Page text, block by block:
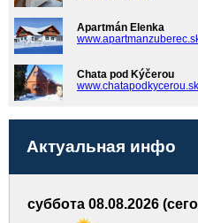
Apartmán Elenka
Chata pod Kýčerou
www.chatapodkycerou.sk
Актуальная инфо
суббота 08.08.2026